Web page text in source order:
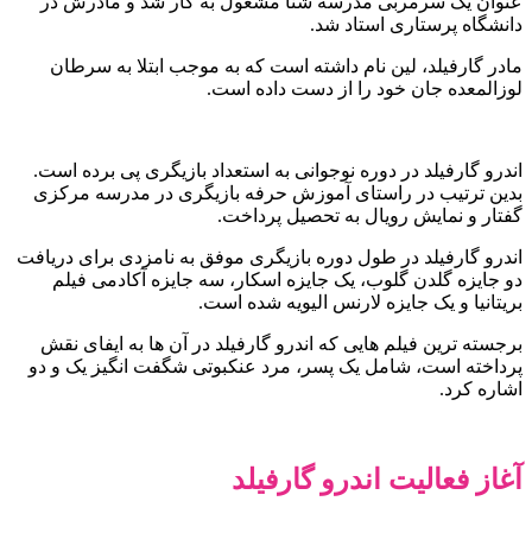
دانشگاه پرستاری استاد شد.
مادر گارفیلد، لین نام داشته است که به موجب ابتلا به سرطان
لوزالمعده جان خود را از دست داده است.
اندرو گارفیلد در دوره نوجوانی به استعداد بازیگری پی برده است.
بدین ترتیب در راستای آموزش حرفه بازیگری در مدرسه مرکزی
گفتار و نمایش رویال به تحصیل پرداخت.
اندرو گارفیلد در طول دوره بازیگری موفق به نامزدی برای دریافت
دو جایزه گلدن گلوب، یک جایزه اسکار، سه جایزه آکادمی فیلم
بریتانیا و یک جایزه لارنس الیویه شده است.
برجسته ترین فیلم هایی که اندرو گارفیلد در آن ها به ایفای نقش
پرداخته است، شامل یک پسر، مرد عنکبوتی شگفت انگیز یک و دو
اشاره کرد.
آغاز فعالیت اندرو گارفیلد